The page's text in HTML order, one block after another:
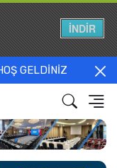
GELDİNİZ
İNDİR